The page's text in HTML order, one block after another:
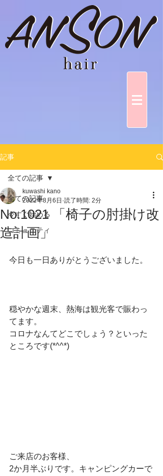
記事
全ての記事
今すぐ始める
コミュニティ
全ての記事
No.1021 「椅子の肘掛け改
造計画」
kuwashi kano
2022年8月6日 読了時間: 2分
今日も一日ありがとうございました。
穏やかな週末、熱海は観光客で賑わっ
てます。
コロナなんてどこでしょう？といった
ところです(*^^*)
ご来店のお客様、
2か月半ぶりです。キャンピングカーで